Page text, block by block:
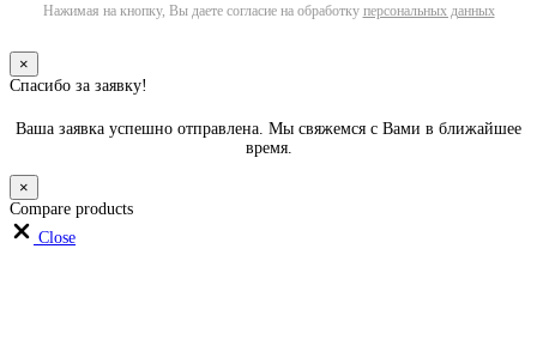
Нажимая на кнопку, Вы даете согласие на обработку персональных данных
×
Спасибо за заявку!
Ваша заявка успешно отправлена. Мы свяжемся с Вами в ближайшее
время.
×
Compare products
Close